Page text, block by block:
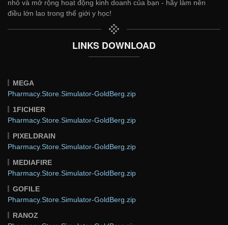
nhỏ và mở rộng hoạt động kinh doanh của bạn - hãy làm nên
điều lớn lao trong thế giới y học!
LINKS DOWNLOAD
MEGA
Pharmacy.Store.Simulator-GoldBerg.zip
1FICHIER
Pharmacy.Store.Simulator-GoldBerg.zip
PIXELDRAIN
Pharmacy.Store.Simulator-GoldBerg.zip
MEDIAFIRE
Pharmacy.Store.Simulator-GoldBerg.zip
GOFILE
Pharmacy.Store.Simulator-GoldBerg.zip
RANOZ